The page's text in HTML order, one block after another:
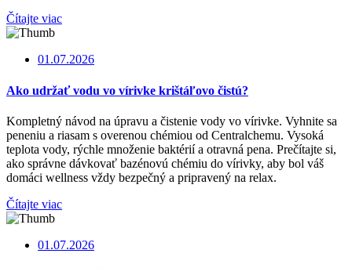
Čítajte viac
01.07.2026
Ako udržať vodu vo vírivke krištáľovo čistú?
Kompletný návod na úpravu a čistenie vody vo vírivke. Vyhnite sa
peneniu a riasam s overenou chémiou od Centralchemu. Vysoká
teplota vody, rýchle množenie baktérií a otravná pena. Prečítajte si,
ako správne dávkovať bazénovú chémiu do vírivky, aby bol váš
domáci wellness vždy bezpečný a pripravený na relax.
Čítajte viac
01.07.2026